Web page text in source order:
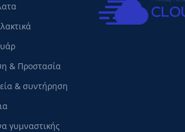
& Προστασία
& συντήρηση
γυμναστικής